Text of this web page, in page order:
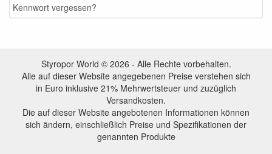
Kennwort vergessen?
Styropor World © 2026 - Alle Rechte vorbehalten.
Alle auf dieser Website angegebenen Preise verstehen sich
in Euro inklusive 21% Mehrwertsteuer und zuzüglich
Versandkosten.
Die auf dieser Website angebotenen Informationen können
sich ändern, einschließlich Preise und Spezifikationen der
genannten Produkte